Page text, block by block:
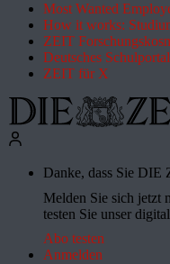
Most Wanted
How it works:
ZEIT
Deutsches Schulportal
ZEIT für X
Danke, dass Sie DIE
Melden Sie sich jetzt
testen Sie unser
Abo testen
Anmelden